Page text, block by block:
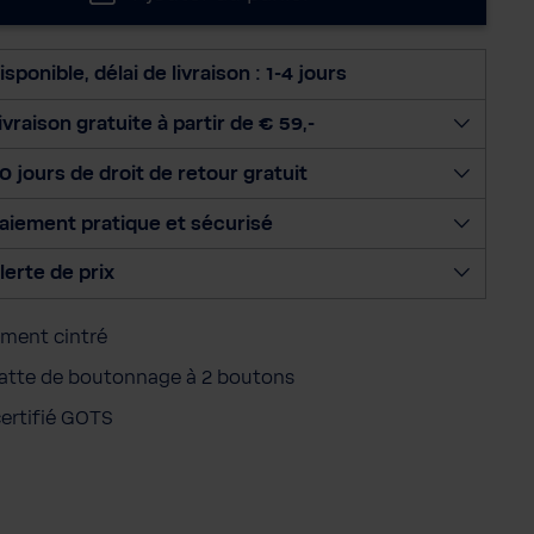
c
o
n
r
délai de livraison : 1-4 jours
gratuite à partir de € 59,-
jours de droit de retour gratuit
pratique et sécurisé
de prix
cintré
de boutonnage à 2 boutons
GOTS